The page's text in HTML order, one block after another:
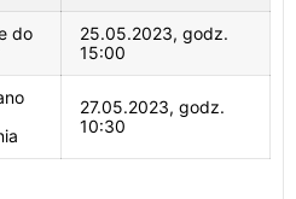
do
25.05.2023, godz.
15:00
27.05.2023, godz.
10:30